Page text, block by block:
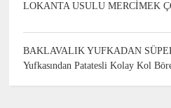
LOKANTA USULU MERCİMEK
BAKLAVALIK YUFKADAN
Yufkasından Patatesli Kolay Kol